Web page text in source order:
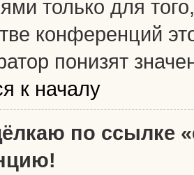
только для
конференций
понизят
к началу
по ссылке